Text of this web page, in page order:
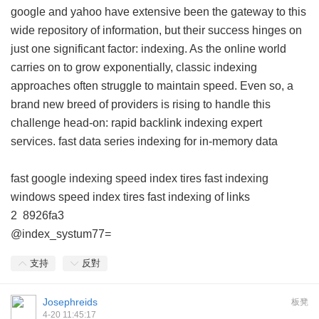
google and yahoo have extensive been the gateway to this
wide repository of information, but their success hinges on
just one significant factor: indexing. As the online world
carries on to grow exponentially, classic indexing
approaches often struggle to maintain speed. Even so, a
brand new breed of providers is rising to handle this
challenge head-on: rapid backlink indexing expert
services. fast data series indexing for in-memory data
fast google indexing speed index tires fast indexing
windows speed index tires fast indexing of links
2 8926fa3
@index_systum77=
支持 反對
板凳
Josephreids
4-20 11:45:17